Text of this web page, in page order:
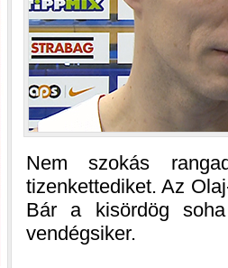
Nem szokás
tizenkettediket. Az
Bár a kisördög
vendégsiker.